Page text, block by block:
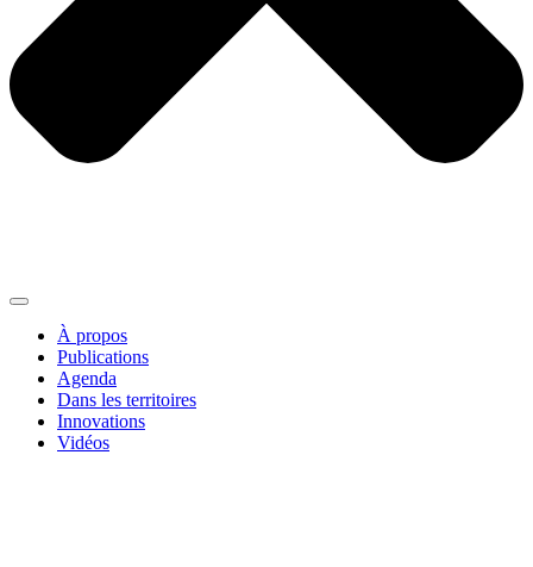
À propos
Publications
Agenda
Dans les territoires
Innovations
Vidéos